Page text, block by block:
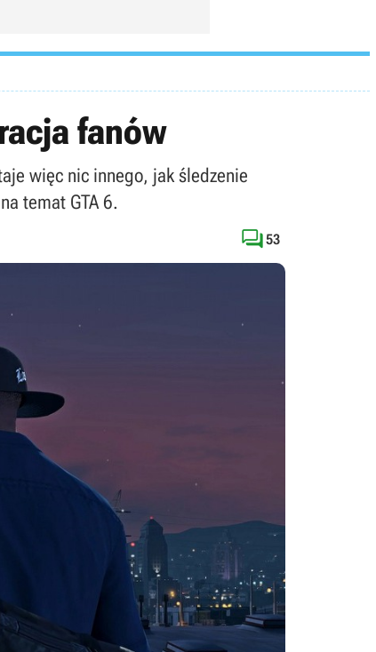
fanów
więc nic innego, jak śledzenie
temat GTA 6.
53